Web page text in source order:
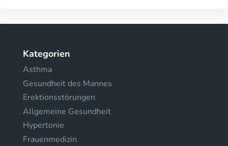
Kategorien
Asthma
Gesundheit des Mannes
Erektionsstörungen
Allgemeine Gesundheit
Hypertonie
Frauenmedizin